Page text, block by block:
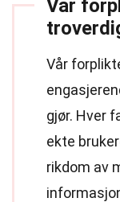
Vår
Vår
gjør. Hver
ekte
rikdom av